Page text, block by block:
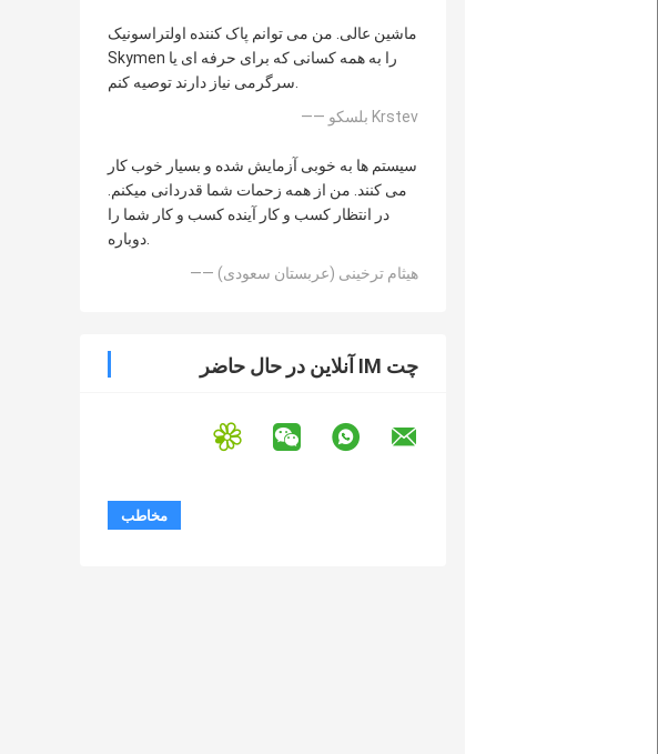
ماشین عالی. من می توانم پاک کننده اولتراسونیک
Skymen را به همه کسانی که برای حرفه ای یا
سرگرمی نیاز دارند توصیه کنم.
—— بلسکو Krstev
سیستم ها به خوبی آزمایش شده و بسیار خوب کار
می کنند. من از همه زحمات شما قدردانی میکنم.
در انتظار کسب و کار آینده کسب و کار شما را
دوباره.
—— هیثام ترخینی (عربستان سعودی)
چت IM آنلاین در حال حاضر